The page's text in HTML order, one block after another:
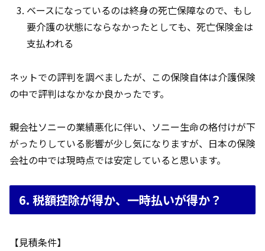
ベースになっているのは終身の死亡保障なので、もし
要介護の状態にならなかったとしても、死亡保険金は
支払われる
ネットでの評判を調べましたが、この保険自体は介護保険
の中で評判はなかなか良かったです。
親会社ソニーの業績悪化に伴い、ソニー生命の格付けが下
がったりしている影響が少し気になりますが、日本の保険
会社の中では現時点では安定していると思います。
6. 税額控除が得か、一時払いが得か？
【見積条件】